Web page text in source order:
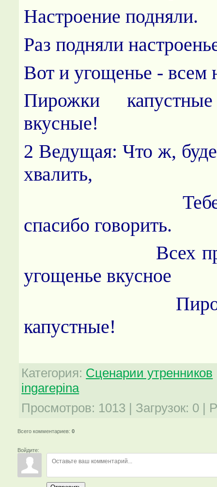
Настроение подняли.
Раз подняли
Вот и угощенье - всем
Пирожки
вкусные!
2 Ведущая: Что ж,
хвалить,
Тебе,
спасибо говорить.
Всех
угощенье вкусное
Пироги да
капустные!
Категория: Сценарии утренников
ingarepina
Просмотров: 1013 | Загрузок: 0 |
Всего комментариев:0
Войдите: